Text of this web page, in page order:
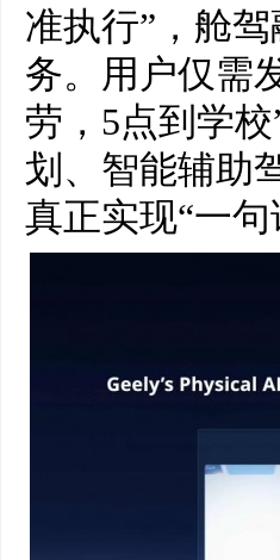
准执行”，舱
务。用户仅需
劳，5点到学
划、智能辅助
真正实现“一